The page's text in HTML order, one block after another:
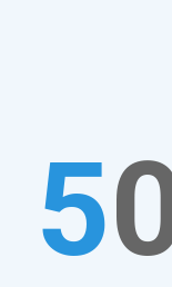
5